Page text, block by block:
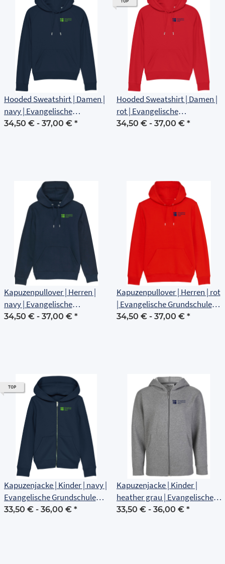
Hooded Sweatshirt | Damen |
navy | Evangelische
Grundschule Erfurt
34,50 € - 37,00 € *
Hooded Sweatshirt | Damen |
rot | Evangelische
Grundschule Erfurt
34,50 € - 37,00 € *
Kapuzenpullover | Herren |
navy | Evangelische
Grundschule Erfurt
34,50 € - 37,00 € *
Kapuzenpullover | Herren | rot
| Evangelische Grundschule
Erfurt
34,50 € - 37,00 € *
TOP
Kapuzenjacke | Kinder | navy |
Evangelische Grundschule
Erfurt
33,50 € - 36,00 € *
Kapuzenjacke | Kinder |
heather grau | Evangelische
Grundschule Erfurt
33,50 € - 36,00 € *